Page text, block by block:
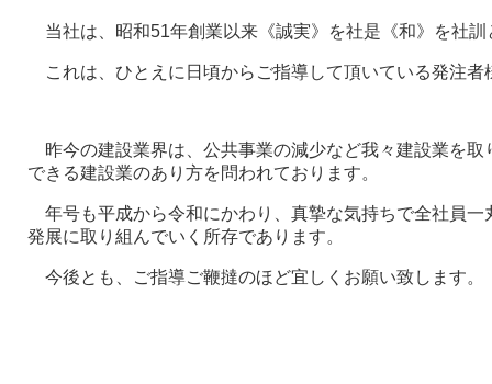
当社は、昭和51年創業以来《誠実》を社是《和》を社
これは、ひとえに日頃からご指導して頂いている発注
昨今の建設業界は、公共事業の減少など我々建設業を
できる建設業のあり方を問われております。
年号も平成から令和にかわり、真摯な気持ちで全社員
発展に取り組んでいく所存であります。
今後とも、ご指導ご鞭撻のほど宜しくお願い致します。